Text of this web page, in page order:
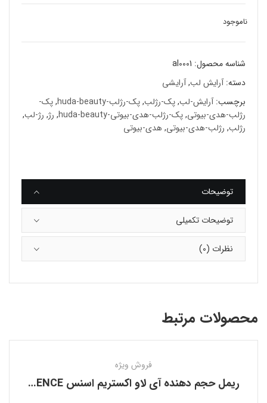
ناموجود
شناسه محصول: al0001
دسته:آرایش لب,آرایشی
برچسب:آرایش-لب,پک-رژلب,پک-رژلب-huda-beauty ,پک-
رژلب-هدى-بيوتى,پک-رژلب-هدى-بيوتى-huda-beauty , رژ, رژ-لب,
رژلب, رژلب-هدى-بيوتى,هدی-بیوتی
توضیحات
توضیحات تکمیلی
نظرات (0)
محصولات مرتبط
فروش ویژه
ریمل حجم دهنده آی لاو اکستریم اسنس ESSENCE